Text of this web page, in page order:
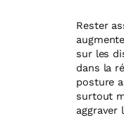
Rester
sur les
dans la
posture
surtout
aggraver